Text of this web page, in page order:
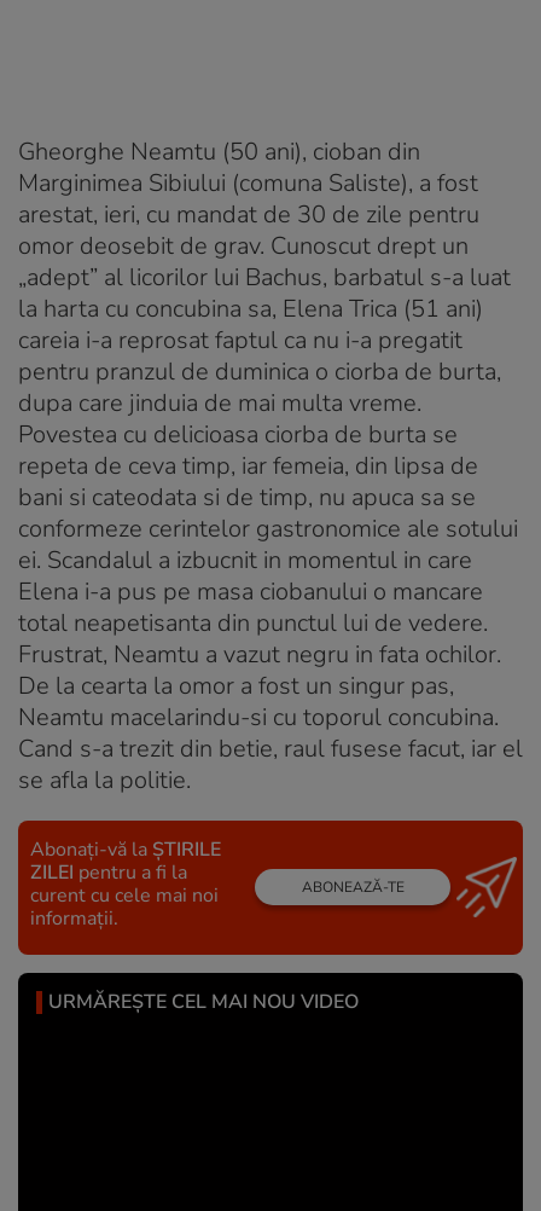
Gheorghe Neamtu (50 ani), cioban din
Marginimea Sibiului (comuna Saliste), a fost
arestat, ieri, cu mandat de 30 de zile pentru
omor deosebit de grav. Cunoscut drept un
„adept” al licorilor lui Bachus, barbatul s-a luat
la harta cu concubina sa, Elena Trica (51 ani)
careia i-a reprosat faptul ca nu i-a pregatit
pentru pranzul de duminica o ciorba de burta,
dupa care jinduia de mai multa vreme.
Povestea cu delicioasa ciorba de burta se
repeta de ceva timp, iar femeia, din lipsa de
bani si cateodata si de timp, nu apuca sa se
conformeze cerintelor gastronomice ale sotului
ei. Scandalul a izbucnit in momentul in care
Elena i-a pus pe masa ciobanului o mancare
total neapetisanta din punctul lui de vedere.
Frustrat, Neamtu a vazut negru in fata ochilor.
De la cearta la omor a fost un singur pas,
Neamtu macelarindu-si cu toporul concubina.
Cand s-a trezit din betie, raul fusese facut, iar el
se afla la politie.
Abonați-vă la ȘTIRILE
ZILEI pentru a fi la
curent cu cele mai noi
informații.
ABONEAZĂ-TE
URMĂREȘTE CEL MAI NOU VIDEO